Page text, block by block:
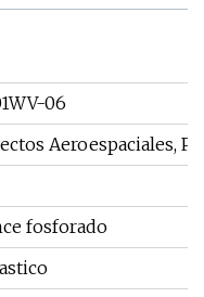
06
Aeroespaciales,
fosforado